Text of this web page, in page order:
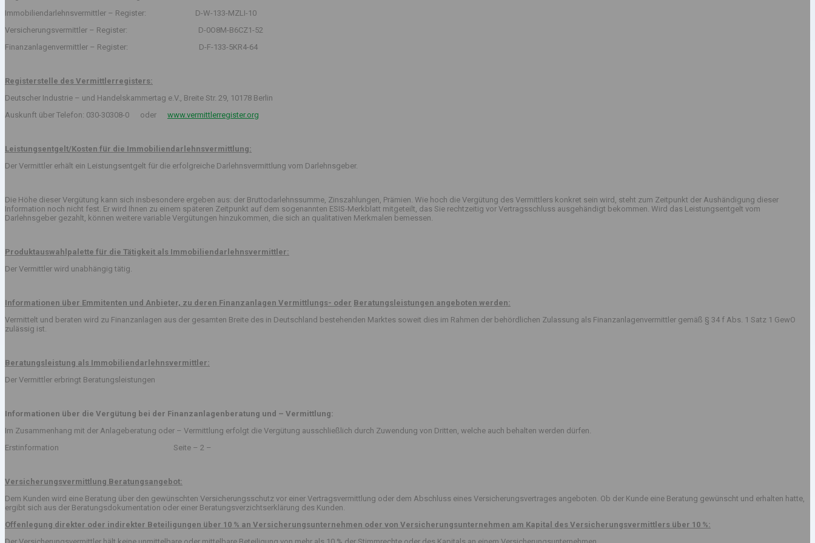
Immobiliendarlehnsvermittler – Register: D-W-133-MZLI-10
Versicherungsvermittler – Register: D-0O8M-B6CZ1-52
Finanzanlagenvermittler – Register: D-F-133-5KR4-64
Registerstelle des Vermittlerregisters:
Deutscher Industrie – und Handelskammertag e.V., Breite Str. 29, 10178 Berlin
Auskunft über Telefon: 030-30308-0 oder www.vermittlerregister.org
Leistungsentgelt/Kosten für die Immobiliendarlehnsvermittlung:
Der Vermittler erhält ein Leistungsentgelt für die erfolgreiche Darlehnsvermittlung vom Darlehnsgeber.
Die Höhe dieser Vergütung kann sich insbesondere ergeben aus: der Bruttodarlehnssumme, Zinszahlungen, Prämien. Wie hoch die Vergütung des Vermittlers konkret sein wird, steht zum Zeitpunkt der Aushändigung dieser
Information noch nicht fest. Er wird Ihnen zu einem späteren Zeitpunkt auf dem sogenannten ESIS-Merkblatt mitgeteilt, das Sie rechtzeitig vor Vertragsschluss ausgehändigt bekommen. Wird das Leistungsentgelt vom
Darlehnsgeber gezahlt, können weitere variable Vergütungen hinzukommen, die sich an qualitativen Merkmalen bemessen.
Produktauswahlpalette für die Tätigkeit als Immobiliendarlehnsvermittler:
Der Vermittler wird unabhängig tätig.
Informationen über Emmitenten und Anbieter, zu deren Finanzanlagen Vermittlungs- oder Beratungsleistungen angeboten werden:
Vermittelt und beraten wird zu Finanzanlagen aus der gesamten Breite des in Deutschland bestehenden Marktes soweit dies im Rahmen der behördlichen Zulassung als Finanzanlagenvermittler gemäß § 34 f Abs. 1 Satz 1 GewO
zulässig ist.
Beratungsleistung als Immobiliendarlehnsvermittler:
Der Vermittler erbringt Beratungsleistungen
Informationen über die Vergütung bei der Finanzanlagenberatung und – Vermittlung:
Im Zusammenhang mit der Anlageberatung oder – Vermittlung erfolgt die Vergütung ausschließlich durch Zuwendung von Dritten, welche auch behalten werden dürfen.
Erstinformation Seite – 2 –
Versicherungsvermittlung Beratungsangebot:
Dem Kunden wird eine Beratung über den gewünschten Versicherungsschutz vor einer Vertragsvermittlung oder dem Abschluss eines Versicherungsvertrages angeboten. Ob der Kunde eine Beratung gewünscht und erhalten hatte,
ergibt sich aus der Beratungsdokumentation oder einer Beratungsverzichtserklärung des Kunden.
Offenlegung direkter oder indirekter Beteiligungen über 10 % an Versicherungsunternehmen oder von Versicherungsunternehmen am Kapital des Versicherungsvermittlers über 10 %: